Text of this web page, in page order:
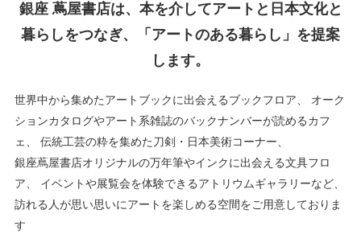
銀座 蔦屋書店は、本を介してアートと日本文化と
暮らしをつなぎ、「アートのある暮らし」を提案
します。
世界中から集めたアートブックに出会えるブックフロア、
オーク
ションカタログやアート系雑誌のバックナンバーが読めるカフ
ェ、
伝統工芸の粋を集めた刀剣・日本美術コーナー、
銀座蔦屋書店オリジナルの万年筆やインクに出会える文具フロ
ア、
イベントや展覧会を体験できるアトリウムギャラリーなど、
訪れる人が思い思いにアートを楽しめる空間をご用意しておりま
す